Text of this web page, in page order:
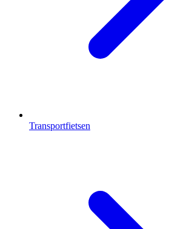
Transportfietsen